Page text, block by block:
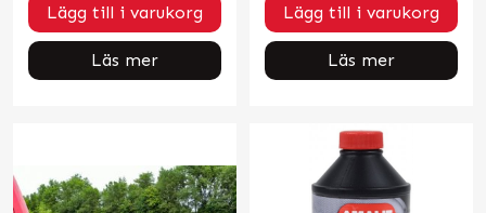
Lägg till i varukorg
Läs mer
Lägg till i varukorg
Läs mer